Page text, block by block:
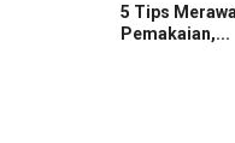
5 Tips
Pemakaian,...